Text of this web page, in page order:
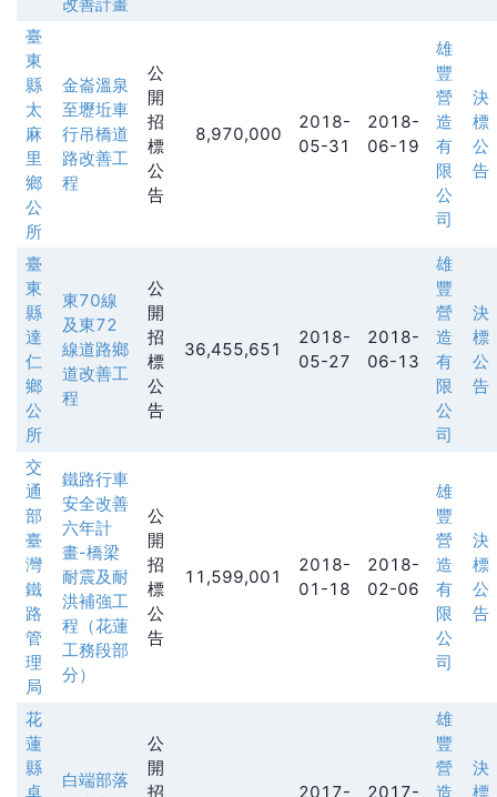
臺
東
縣
太
麻
里
鄉
公
所
金崙溫泉
至壢坵車
行吊橋道
路改善工
程
公
開
招
標
公
告
8,970,000
2018-
05-31
2018-
06-19
雄
豐
營
造
有
限
公
司
決
標
公
告
臺
東
縣
達
仁
鄉
公
所
東70線
及東72
線道路鄉
道改善工
程
公
開
招
標
公
告
36,455,651
2018-
05-27
2018-
06-13
雄
豐
營
造
有
限
公
司
決
標
公
告
交
通
部
臺
灣
鐵
路
管
理
局
鐵路行車
安全改善
六年計
畫-橋梁
耐震及耐
洪補強工
程（花蓮
工務段部
分）
公
開
招
標
公
告
11,599,001
2018-
01-18
2018-
02-06
雄
豐
營
造
有
限
公
司
決
標
公
告
花
蓮
縣
卓
白端部落
公
開
招
2017- 2017-
雄
豐
營
造
決
標